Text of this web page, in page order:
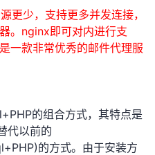
更少，支持更多并发连接，
。nginx即可对内进行支
一款非常优秀的邮件代理服
的组合方式，其特点是
代以前的
的方式。由于安装方